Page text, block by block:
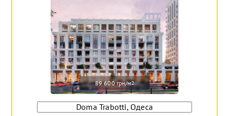
89 600 грн/м2
Doma Trabotti, Одеса